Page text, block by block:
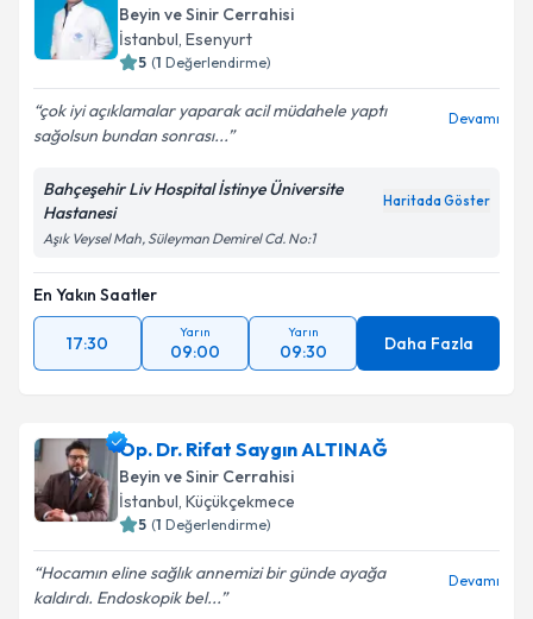
Beyin ve Sinir Cerrahisi
İstanbul, Esenyurt
5 (1 Değerlendirme)
çok iyi açıklamalar yaparak acil müdahele yaptı
sağolsun bundan sonrası...
Devamı
Bahçeşehir Liv Hospital İstinye Üniversite
Hastanesi
Haritada Göster
Aşık Veysel Mah, Süleyman Demirel Cd. No:1
En Yakın Saatler
17:30
Yarın
09:00
Yarın
09:30 Daha Fazla
Op. Dr. Rifat Saygın ALTINAĞ
Beyin ve Sinir Cerrahisi
İstanbul, Küçükçekmece
5 (1 Değerlendirme)
Hocamın eline sağlık annemizi bir günde ayağa
kaldırdı. Endoskopik bel...
Devamı